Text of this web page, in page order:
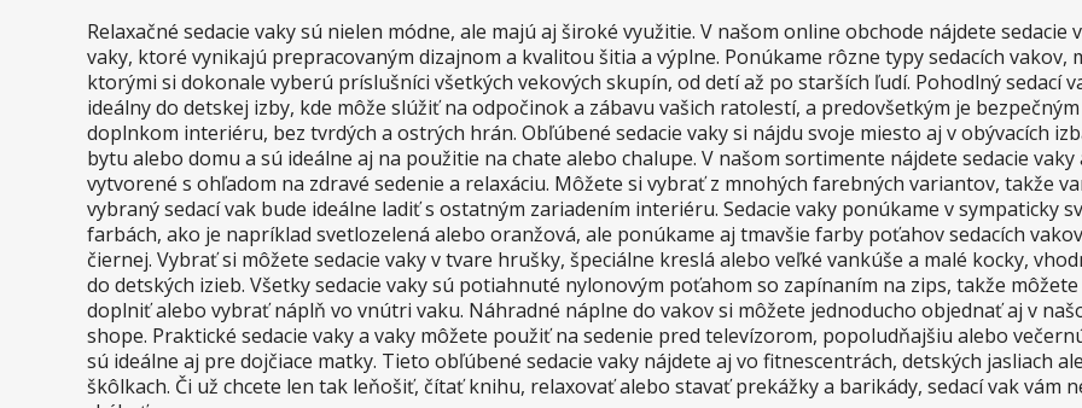
Relaxačné sedacie vaky sú nielen módne, ale majú aj široké využitie. V našom online obchode nájdete sedacie
vaky, ktoré vynikajú prepracovaným dizajnom a kvalitou šitia a výplne. Ponúkame rôzne typy sedacích vakov,
ktorými si dokonale vyberú príslušníci všetkých vekových skupín, od detí až po starších ľudí. Pohodlný sedací
ideálny do detskej izby, kde môže slúžiť na odpočinok a zábavu vašich ratolestí, a predovšetkým je bezpečným
doplnkom interiéru, bez tvrdých a ostrých hrán. Obľúbené sedacie vaky si nájdu svoje miesto aj v obývacích
bytu alebo domu a sú ideálne aj na použitie na chate alebo chalupe. V našom sortimente nájdete sedacie vaky
vytvorené s ohľadom na zdravé sedenie a relaxáciu. Môžete si vybrať z mnohých farebných variantov, takže
vybraný sedací vak bude ideálne ladiť s ostatným zariadením interiéru. Sedacie vaky ponúkame v sympaticky
farbách, ako je napríklad svetlozelená alebo oranžová, ale ponúkame aj tmavšie farby poťahov sedacích
čiernej. Vybrať si môžete sedacie vaky v tvare hrušky, špeciálne kreslá alebo veľké vankúše a malé kocky,
do detských izieb. Všetky sedacie vaky sú potiahnuté nylonovým poťahom so zapínaním na zips, takže
doplniť alebo vybrať náplň vo vnútri vaku. Náhradné náplne do vakov si môžete jednoducho objednať aj v
shope. Praktické sedacie vaky a vaky môžete použiť na sedenie pred televízorom, popoludňajšiu alebo
sú ideálne aj pre dojčiace matky. Tieto obľúbené sedacie vaky nájdete aj vo fitnescentrách, detských jasliach
škôlkach. Či už chcete len tak leňošiť, čítať knihu, relaxovať alebo stavať prekážky a barikády, sedací vak vám